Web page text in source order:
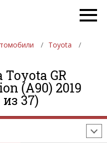
Toyota
GR
(A90) 2019
37)
ДЕВУШКИ
1